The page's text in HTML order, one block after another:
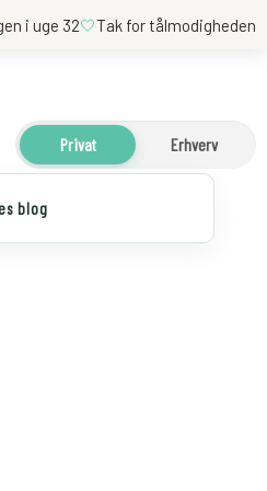
i uge 32🤍Tak for tålmodigheden
Privat Erhverv
blog